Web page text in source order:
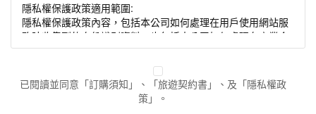
隱私權保護政策適用範圍:
隱私權保護政策內容，包括本公司如何處理在用戶使用網站服
務時收集到的身份識別資料，也包括本公司如何處理在商業合
作與本公司合作時分享的任何身份識別資料。隱私權保護政策
不適用於本公司以外的公司或網站群，與非本站所僱用或管理
人員。例如您透過本公司旗下網站上的廣告廠商連結，這些置
放連結的廠商也可能蒐集您個人的資料。對於您主動提供的個
人資訊，這些廣告廠商或連結網站有其個別的隱私權保護政
已閱讀並同意「訂購須知」、「旅遊契約書」、及「隱私權政
策」。